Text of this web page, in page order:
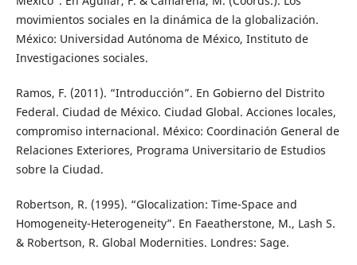
movimientos sociales en la dinámica de la globalización.
México: Universidad Autónoma de México, Instituto de
Investigaciones sociales.
Ramos, F. (2011). “Introducción”. En Gobierno del Distrito
Federal. Ciudad de México. Ciudad Global. Acciones locales,
compromiso internacional. México: Coordinación General de
Relaciones Exteriores, Programa Universitario de Estudios
sobre la Ciudad.
Robertson, R. (1995). “Glocalization: Time-Space and
Homogeneity-Heterogeneity”. En Faeatherstone, M., Lash S.
& Robertson, R. Global Modernities. Londres: Sage.